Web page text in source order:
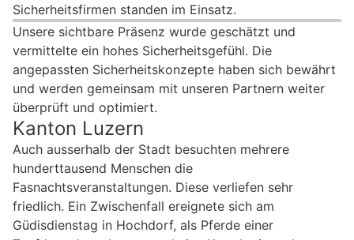
Sicherheitsfirmen standen im Einsatz.
Unsere sichtbare Präsenz wurde geschätzt und
vermittelte ein hohes Sicherheitsgefühl. Die
angepassten Sicherheitskonzepte haben sich bewährt
und werden gemeinsam mit unseren Partnern weiter
überprüft und optimiert.
Kanton Luzern
Auch ausserhalb der Stadt besuchten mehrere
hunderttausend Menschen die
Fasnachtsveranstaltungen. Diese verliefen sehr
friedlich. Ein Zwischenfall ereignete sich am
Güdisdienstag in Hochdorf, als Pferde einer